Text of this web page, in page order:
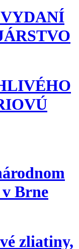
Brne
zliatiny,